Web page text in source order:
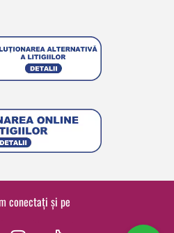
conectați și pe